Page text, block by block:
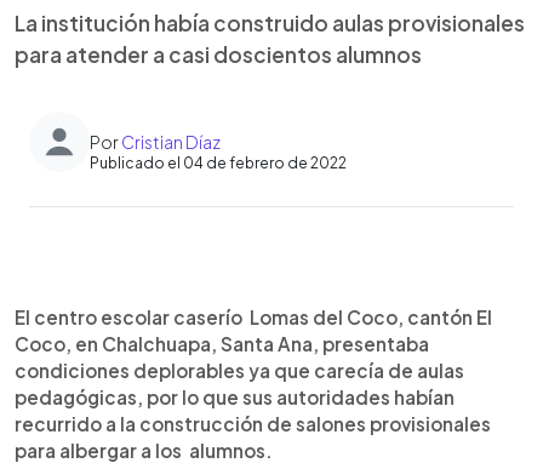
La institución había construido aulas provisionales
para atender a casi doscientos alumnos
PorCristian Díaz
Publicado el 04 de febrero de 2022
► Escuchar artículo
El centro escolar caserío Lomas del Coco, cantón El
Coco, en Chalchuapa, Santa Ana, presentaba
condiciones deplorables ya que carecía de aulas
pedagógicas, por lo que sus autoridades habían
recurrido a la construcción de salones provisionales
para albergar a los alumnos.